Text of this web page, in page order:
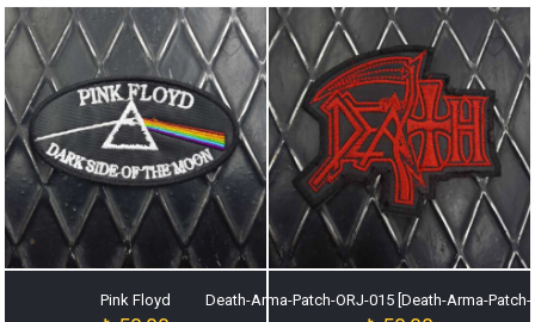
Pink Floyd Death-Arma-Patch-ORJ-015 [Death-Arma-Patch-